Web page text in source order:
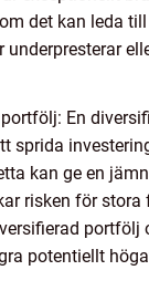
det kan leda
underpresterar
En
sprida
kan ge en
risken för stora
portfölj
potentiellt